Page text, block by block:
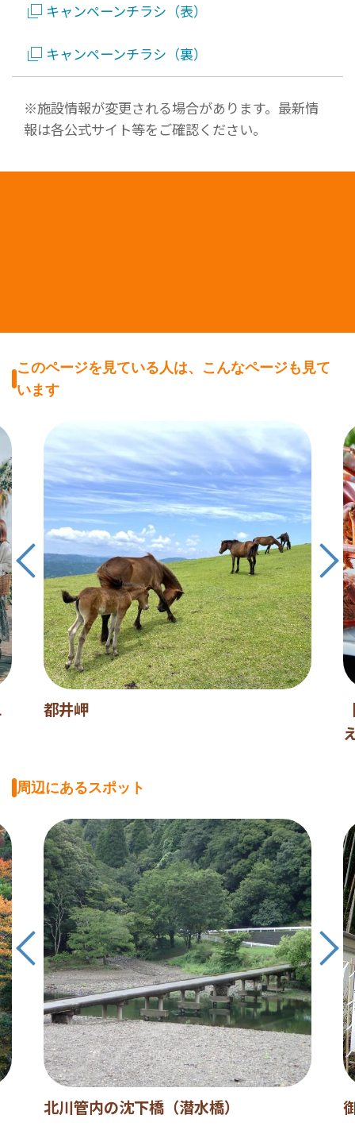
キャンペーンチラシ（表）
キャンペーンチラシ（裏）
※施設情報が変更される場合があります。最新情
報は各公式サイト等をご確認ください。
このページを見ている人は、こんなページも見て
います
都井岬
周辺にあるスポット
北川管内の沈下橋（潜水橋）